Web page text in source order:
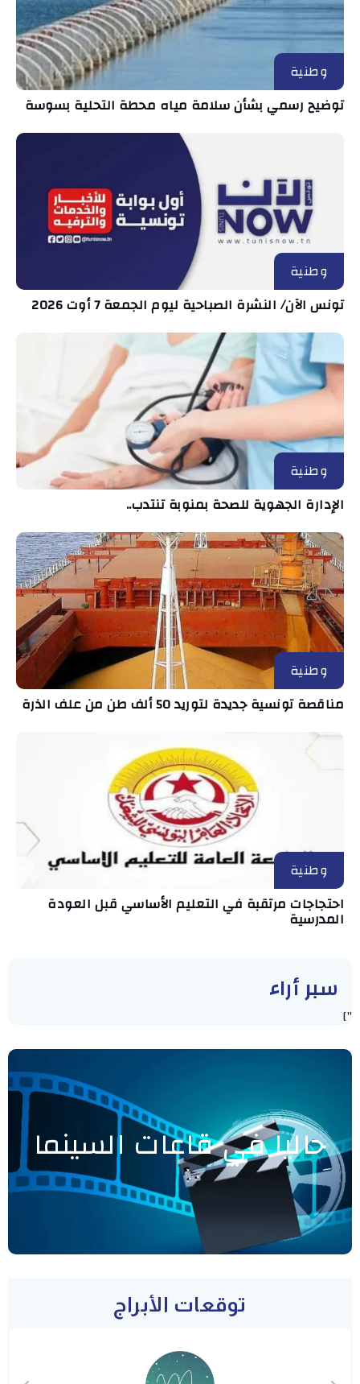
وطنية
توضيح رسمي بشأن سلامة مياه محطة التحلية بسوسة
وطنية
تونس الآن/ النشرة الصباحية ليوم الجمعة 7 أوت 2026
وطنية
الإدارة الجهوية للصحة بمنوبة تنتدب..
وطنية
مناقصة تونسية جديدة لتوريد 50 ألف طن من علف الذرة
وطنية
احتجاجات مرتقبة في التعليم الأساسي قبل العودة
المدرسية
سبر أراء
"]
حاليا في قاعات السينما
توقعات الأبراج